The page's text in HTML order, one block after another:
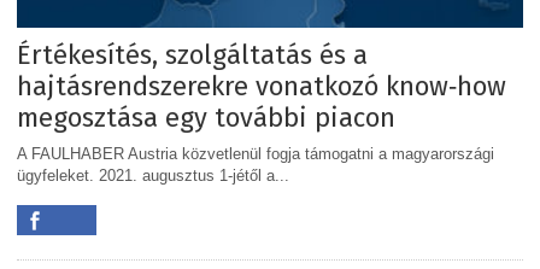
Értékesítés, szolgáltatás és a
hajtásrendszerekre vonatkozó know‐how
megosztása egy további piacon
A FAULHABER Austria közvetlenül fogja támogatni a magyarországi
ügyfeleket. 2021. augusztus 1‐jétől a...